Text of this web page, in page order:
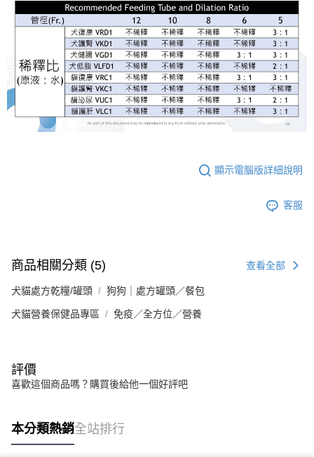
顯示電腦版詳細說明
客服
商品相關分類 (5) 查看全部
犬貓處方乾糧/罐頭 狗狗｜處方罐頭／餐包
犬貓營養保健品專區 免疫／全方位／營養
評價
喜歡這個商品嗎？購買後給他一個好評吧
本分類熱銷全站排行